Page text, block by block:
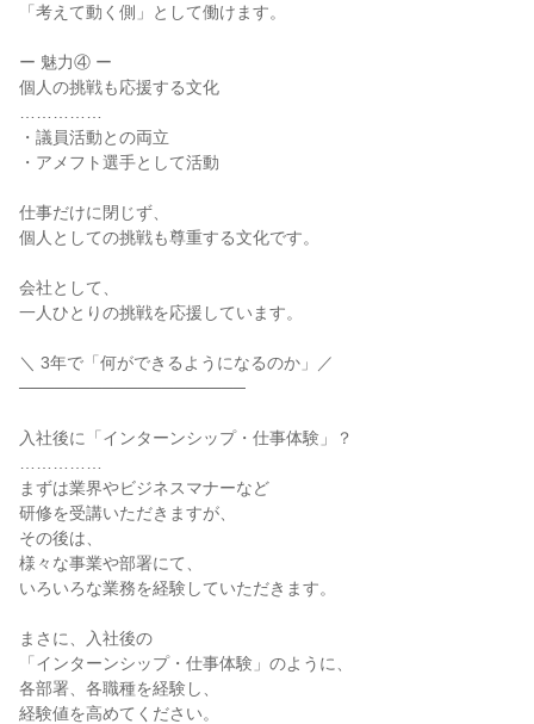
「考えて動く側」として働けます。
ー 魅力④ ー
個人の挑戦も応援する文化
・議員活動との両立
・アメフト選手として活動
仕事だけに閉じず、
個人としての挑戦も尊重する文化です。
会社として、
一人ひとりの挑戦を応援しています。
＼ 3年で「何ができるようになるのか」／
───────────────────
入社後に「インターンシップ・仕事体験」？
まずは業界やビジネスマナーなど
研修を受講いただきますが、
その後は、
様々な事業や部署にて、
いろいろな業務を経験していただきます。
まさに、入社後の
「インターンシップ・仕事体験」のように、
各部署、各職種を経験し、
経験値を高めてください。